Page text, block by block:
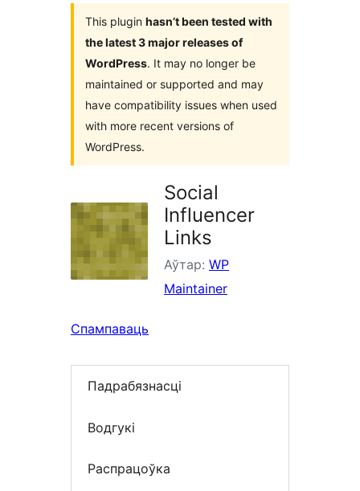
This plugin hasn’t been tested with
the latest 3 major releases of
WordPress. It may no longer be
maintained or supported and may
have compatibility issues when used
with more recent versions of
WordPress.
Social
Influencer
Links
Аўтар: WP
Maintainer
Спампаваць
Падрабязнасці
Водгукі
Распрацоўка